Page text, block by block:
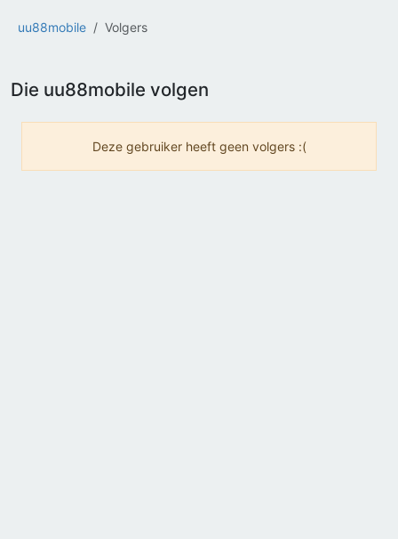
uu88mobile Volgers
Die uu88mobile volgen
Deze gebruiker heeft geen volgers :(